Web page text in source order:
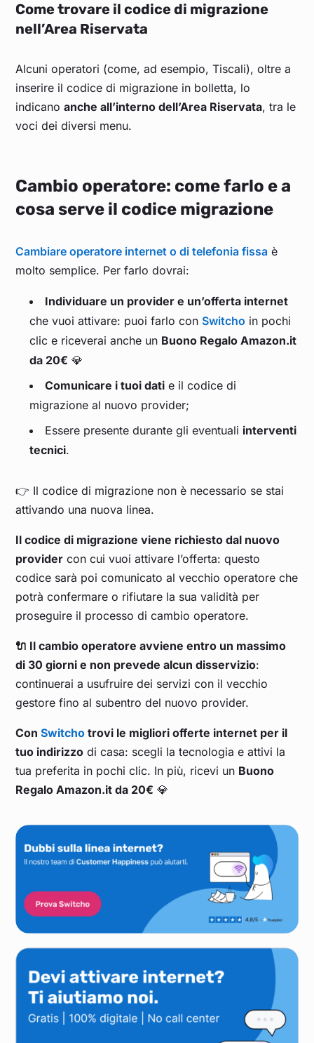
Come trovare il codice di migrazione
nell’Area Riservata
Alcuni operatori (come, ad esempio, Tiscali), oltre a
inserire il codice di migrazione in bolletta, lo
indicanoanche all’interno dell’Area Riservata, tra le
voci dei diversi menu.
Cambio operatore: come farlo e a
cosa serve il codice migrazione
Cambiare operatore internet o di telefonia fissa è
molto semplice. Per farlo dovrai:
Individuare un provider e un’offerta internet
che vuoi attivare: puoi farlo con Switcho in pochi
clic e riceverai anche un Buono Regalo Amazon.it
da 20€ 💎
Comunicare i tuoi dati e il codice di
migrazione al nuovo provider;
Essere presente durante gli eventuali interventi
tecnici.
👉 Il codice di migrazione non è necessario se stai
attivando una nuova linea.
Il codice di migrazione viene richiesto dal nuovo
provider con cui vuoi attivare l’offerta: questo
codice sarà poi comunicato al vecchio operatore che
potrà confermare o rifiutare la sua validità per
proseguire il processo di cambio operatore.
🔌 Il cambio operatore avviene entro un massimo
di 30 giorni e non prevede alcun disservizio:
continuerai a usufruire dei servizi con il vecchio
gestore fino al subentro del nuovo provider.
ConSwitcho trovi le migliori offerte internet per il
tuo indirizzo di casa: scegli la tecnologia e attivi la
tua preferita in pochi clic. In più, ricevi un Buono
Regalo Amazon.it da 20€ 💎